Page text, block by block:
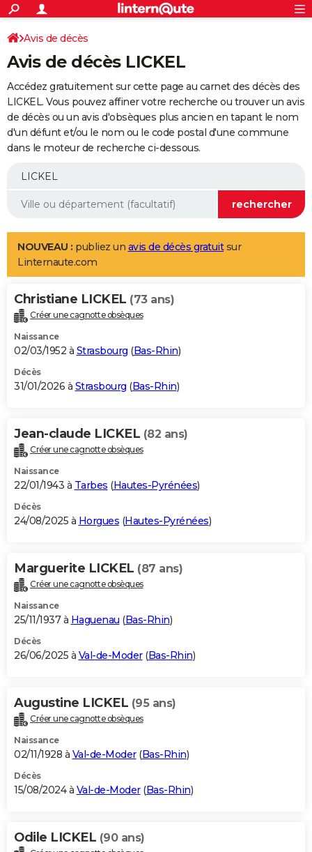
ACTUALITÉS
Politique
Société
Faits Divers
Education
Monde
Villes
+
SPORT
Coupe du monde 2026
Football
Tennis
Cyclisme
Rugby
Forum
Programme TV
TNTStreaming
Cinéma
Sorties cinéma
Musique
+FINANCE
Retraite
Impôts
Epargne
Immobilier
Risques naturels par ville
Banque
Assurance
Crédit
AUTO
Essais
Réserver un essai
Citadines
Berlines
SUV
Forum auto
+
Mobiles
Meilleur smartphone
Internet
Ordinateurs
Jeux vidéo
Guide high-tech
Aménagement intérieur
LIFESTYLE
Art de vivre
Bien-être
Loisirs
Mode
Modes de vie
Alimentation
Guide de la santé
Maladies
Médicaments
Sommeil
VOYAGE
Destinations
City break
Voyage nature
Voyage de noces
Forum
Climat
+PHOTO
GUIDES D'ACHAT
BONS PLANS
Carte de Noël
Carte Bonne année
Carte Saint-Valentin
Carte Pâques
Carte d'anniversaire
DICTIONNAIRE
Dictionnaire
Biographies
Citations
Expressions
Proverbes
PROGRAMME TV
S'inscrire
Se connecter
Lycées
Collèges
Primaires
Universités
Entreprises
Service militaire
Avis de recherche
AVIS DE DÉCÈS
Bricolage
Lifestyle
Culture
Sport
Auto
Television
Voyage
Cinema
Avis de décès
Avis de décès LICKEL
Accédez gratuitement sur cette page au carnet des décès des
LICKEL. Vous pouvez affiner votre recherche ou trouver un avis
de décès ou un avis d'obsèques plus ancien en tapant le nom
d'un défunt et/ou le nom ou le code postal d'une commune
dans le moteur de recherche ci-dessous.
NOUVEAU : publiez un avis de décès gratuitsur
Linternaute.com
Christiane LICKEL (73 ans)
Créer une cagnotte obsèques
Naissance
02/03/1952 à Strasbourg (Bas-Rhin)
Décès
31/01/2026 à Strasbourg (Bas-Rhin)
Jean-claude LICKEL (82 ans)
Créer une cagnotte obsèques
Naissance
22/01/1943 à Tarbes (Hautes-Pyrénées)
Décès
24/08/2025 à Horgues (Hautes-Pyrénées)
Marguerite LICKEL (87 ans)
Créer une cagnotte obsèques
Naissance
25/11/1937 à Haguenau (Bas-Rhin)
Décès
26/06/2025 à Val-de-Moder(Bas-Rhin)
Augustine LICKEL (95 ans)
Créer une cagnotte obsèques
Naissance
02/11/1928 à Val-de-Moder(Bas-Rhin)
Décès
15/08/2024 à Val-de-Moder(Bas-Rhin)
Odile LICKEL (90 ans)